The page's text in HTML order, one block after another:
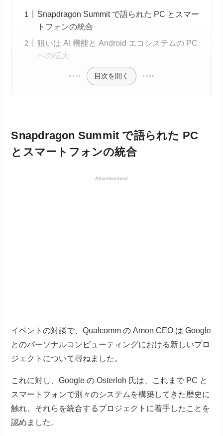
Snapdragon Summit で語られた PC とスマー
トフォンの統合
狙いは AI 機能と Android エコシステムの PC
への拡大
目次を開く
Snapdragon Summit で語られた PC
とスマートフォンの統合
Advertisement
イベントの対談で、Qualcomm の Amon CEO は Google
とのパーソナルコンピューティングにおける新しいプロ
ジェクトについて尋ねました。
これに対し、Google の Osterloh 氏は、これまで PC と
スマートフォンで別々のシステムを構築してきた歴史に
触れ、それらを統合するプロジェクトに着手したことを
認めました。